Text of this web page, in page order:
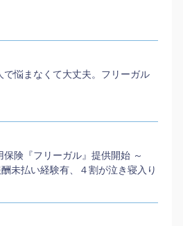
悩まなくて大丈夫。フリーガル
険『フリーガル』提供開始 ～
未払い経験有、４割が泣き寝入り